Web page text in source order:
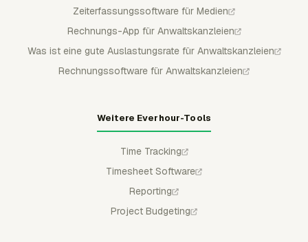
Zeiterfassungssoftware für Medien
Rechnungs-App für Anwaltskanzleien
Was ist eine gute Auslastungsrate für Anwaltskanzleien
Rechnungssoftware für Anwaltskanzleien
Weitere Everhour-Tools
Time Tracking
Timesheet Software
Reporting
Project Budgeting